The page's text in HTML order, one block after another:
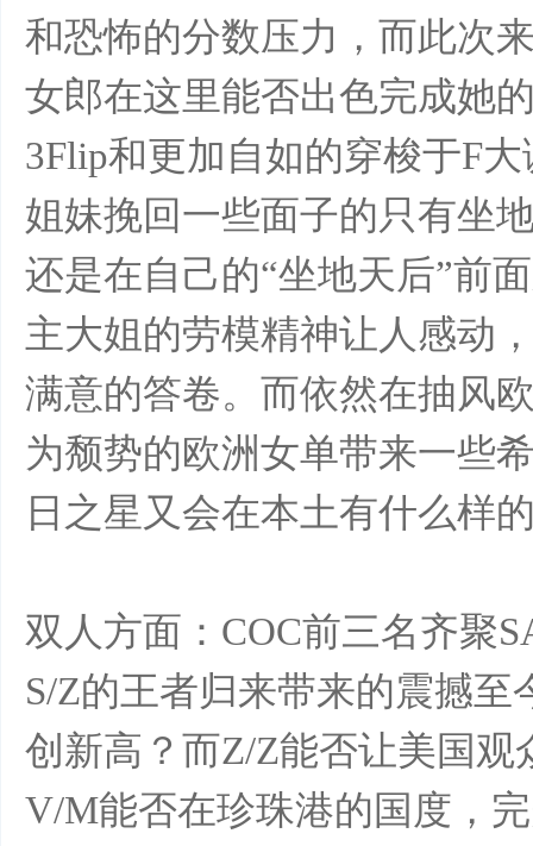
和恐怖的分数压力，而此次
女郎在这里能否出色完成她
3Flip和更加自如的穿梭于F
姐妹挽回一些面子的只有坐
还是在自己的“坐地天后”前
主大姐的劳模精神让人感动
满意的答卷。而依然在抽风
为颓势的欧洲女单带来一些
日之星又会在本土有什么样
双人方面：COC前三名齐聚
S/Z的王者归来带来的震撼
创新高？而Z/Z能否让美国观
V/M能否在珍珠港的国度，